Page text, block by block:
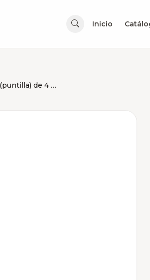
Inicio
Cuchillo Mundial Mondador (puntilla) de 4 Pulgadas